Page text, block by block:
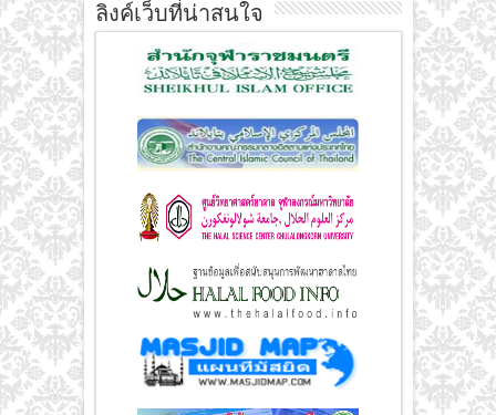
ลิงค์เว็บที่น่าสนใจ